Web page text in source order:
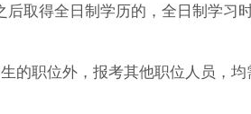
取得全日制学历的，全日制学习
的职位外，报考其他职位人员，均